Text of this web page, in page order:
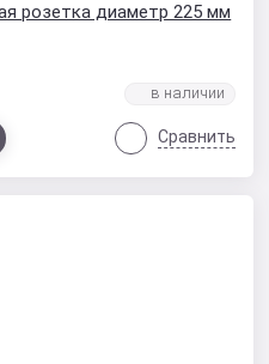
розетка диаметр 225 мм
Сравнить